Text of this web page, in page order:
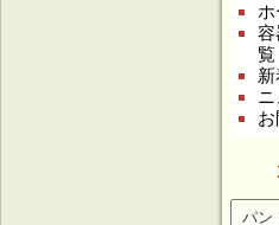
ホ
容
覧